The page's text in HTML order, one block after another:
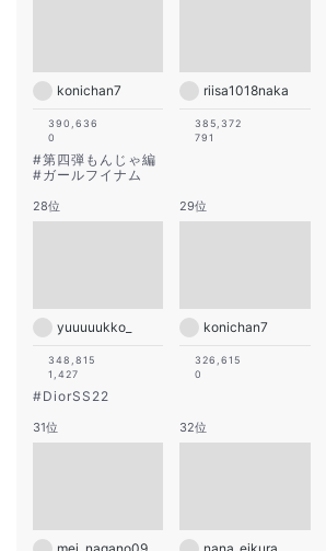
konichan7
390,636
0
#第四弾もんじゃ編
#ガールフイナム
riisa1018naka
385,372
791
28位
yuuuuukko_
348,815
1,427
#DiorSS22
29位
konichan7
326,615
0
31位
mei_nagano0924official
32位
nana_eikura